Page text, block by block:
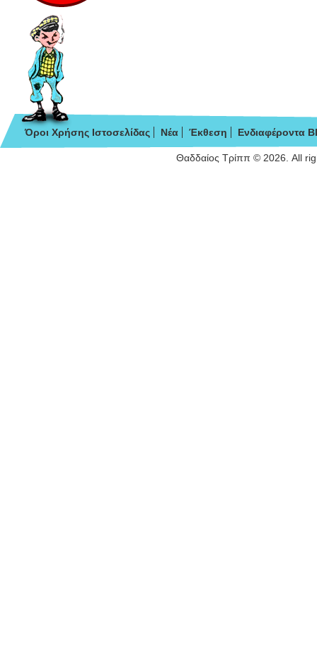
Όροι Χρήσης Ιστοσελίδας Νέα Έκθεση Ενδιαφέροντα
Θαδδαίος Τρίππ © 2026. All